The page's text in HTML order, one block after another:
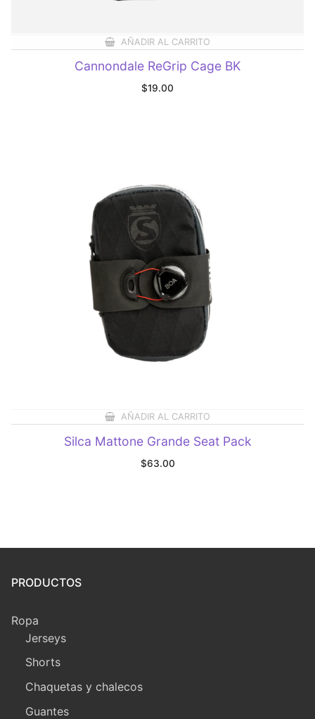
AÑADIR AL CARRITO
Cannondale ReGrip Cage BK
$19.00
AÑADIR AL CARRITO
Silca Mattone Grande Seat Pack
$63.00
PRODUCTOS
Ropa
Jerseys
Shorts
Chaquetas y chalecos
Guantes